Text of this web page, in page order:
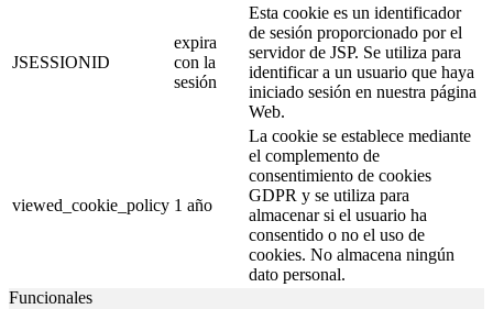
JSESSIONID
expira
con la
sesión
Esta cookie es un identificador
de sesión proporcionado por el
servidor de JSP. Se utiliza para
identificar a un usuario que haya
iniciado sesión en nuestra página
Web.
viewed_cookie_policy 1 año
La cookie se establece mediante
el complemento de
consentimiento de cookies
GDPR y se utiliza para
almacenar si el usuario ha
consentido o no el uso de
cookies. No almacena ningún
dato personal.
Funcionales